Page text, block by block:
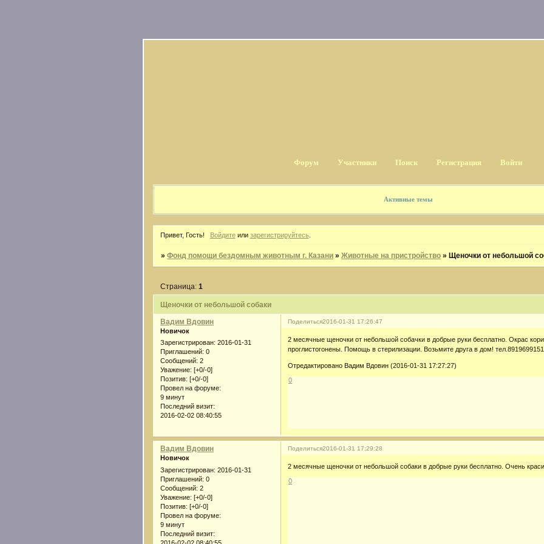
Форум Участники Поиск Регистрация Войти
Активные темы
Привет, Гость! Войдитеили зарегистрируйтесь
»Фонд помощи бездомным животным г. Казани »Животные на пристройство »Щеночки от небольшой
Щеночки от небольшой собаки
Страница:1
Поделиться2016-01-31 17:26:47
Вадим Вдовин
Новичок
Зарегистрирован: 2016-01-31
Приглашений: 0
Сообщений: 2
Уважение: [+0/-0]
Позитив: [+0/-0]
Провел на форуме:
9 минут
Последний визит:
2016-02-02 08:40:55
2 месячные щеночки от небольшой собачки в добрые руки бесплатно. Окрас
проглистогонены. Помощь в стерилизации. Возьмите друга в дом!
Отредактировано Вадим Вдовин (2016-01-31 17:27:27)
0
Поделиться2016-01-31 17:29:28
Вадим Вдовин
Новичок
Зарегистрирован: 2016-01-31
Приглашений: 0
Сообщений: 2
Уважение: [+0/-0]
Позитив: [+0/-0]
Провел на форуме:
9 минут
Последний визит:
2 месячные щеночки от небольшой собаки в добрые руки бесплатно. Очень
0